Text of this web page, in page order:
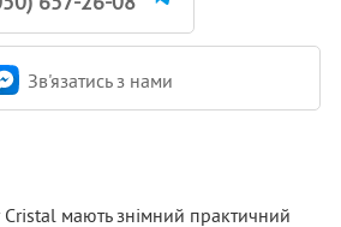
Зв'язатись з нами
Cristal мають знімний практичний